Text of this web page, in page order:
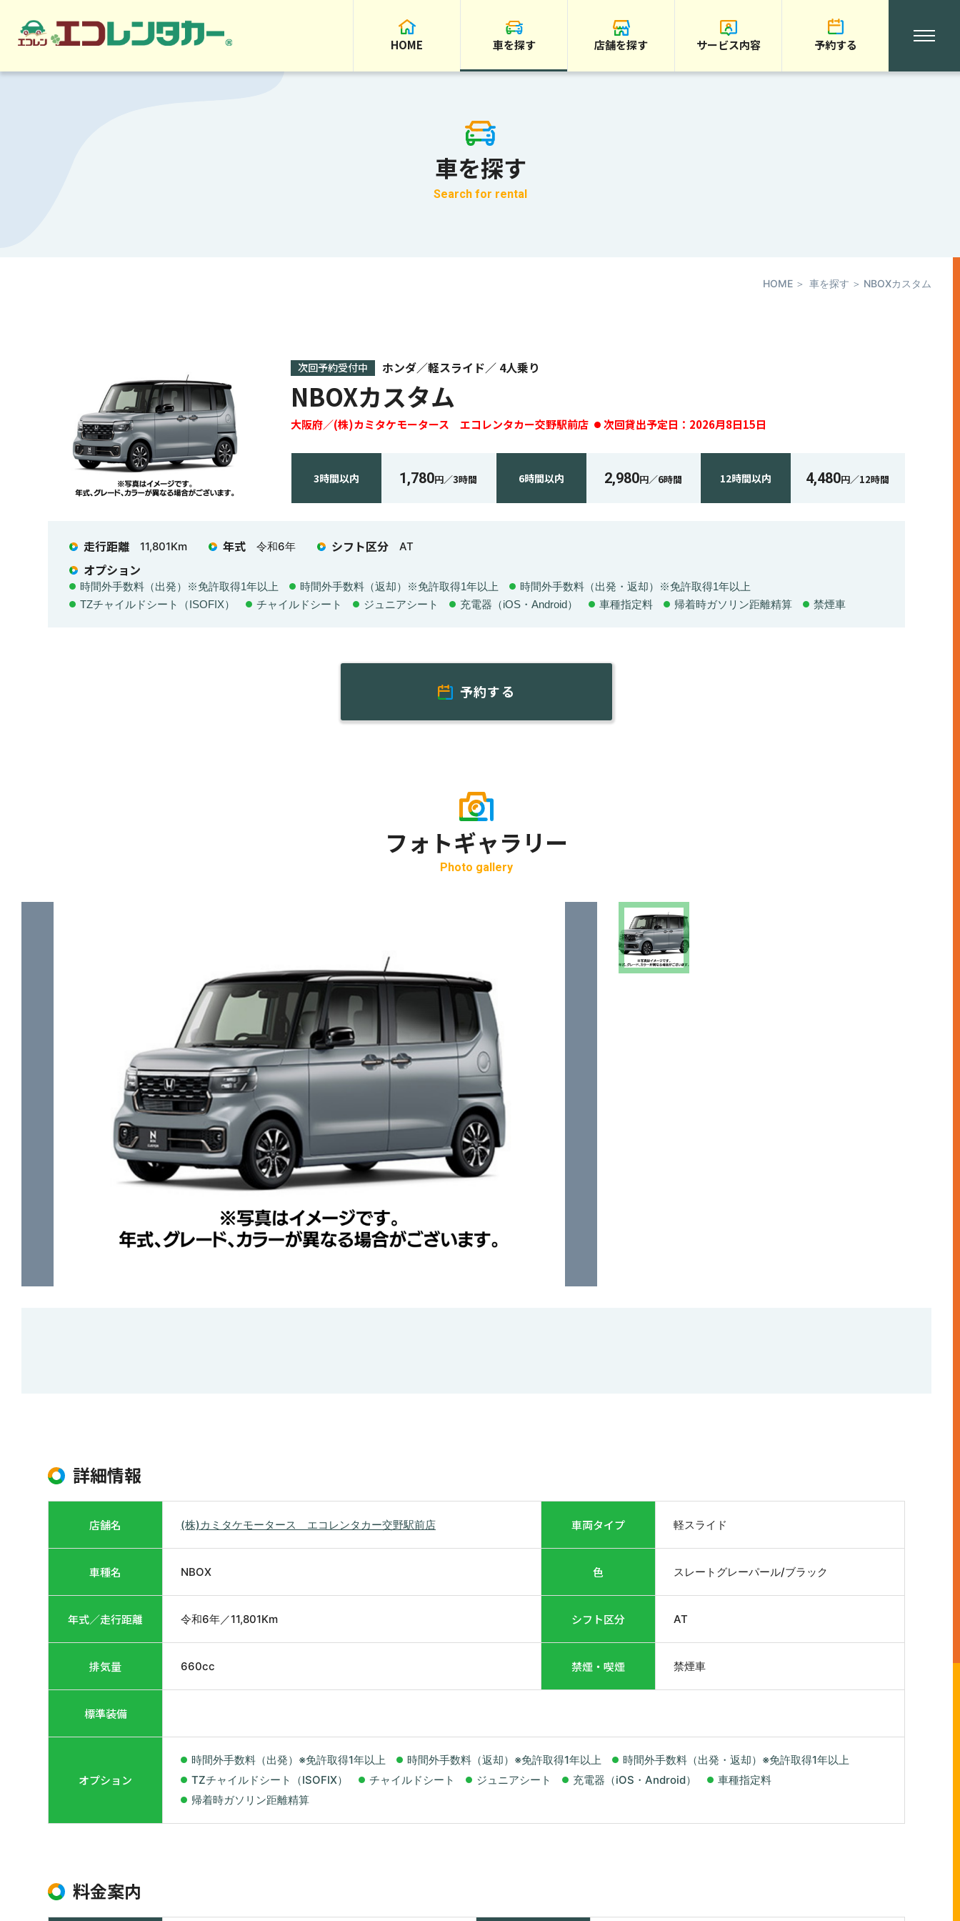
HOME 車を探す 店舗を探す サービス内容 予約する
車を探す
Search for rental
HOME 車を探す NBOXカスタム
次回予約受付中 ホンダ 軽スライド 4人乗り
NBOXカスタム
大阪府 (株)カミタケモータース エコレンタカー交野駅前店 次回貸出予定日： 2026月8日15日
3時間以内 1,780円／3時間 6時間以内 2,980円／6時間 12時間以内 4,480円／12時間
走行距離 11,801Km 年式 令和6年 シフト区分 AT
オプション
時間外手数料（出発）※免許取得1年以上 時間外手数料（返却）※免許取得1年以上
時間外手数料（出発・返却）※免許取得1年以上
TZチャイルドシート（ISOFIX）
チャイルドシート ジュニアシート 充電器（iOS・Android） 車種指定料 帰着時ガソリン距離精算 禁煙車
予約する
フォトギャラリー
Photo gallery
詳細情報
店舗名 (株)カミタケモータース エコレンタカー交野駅前店 車両タイプ 軽スライド
車種名 NBOX 色 スレートグレーパール/ブラック
年式／走行距離 令和6年／11,801Km シフト区分 AT
排気量 660cc 禁煙・喫煙 禁煙車
標準装備
オプション
時間外手数料（出発）※免許取得1年以上 時間外手数料（返却）※免許取得1年以上
時間外手数料（出発・返却）※免許取得1年以上
TZチャイルドシート（ISOFIX）
チャイルドシート ジュニアシート 充電器（iOS・Android）
車種指定料
帰着時ガソリン距離精算
料金案内